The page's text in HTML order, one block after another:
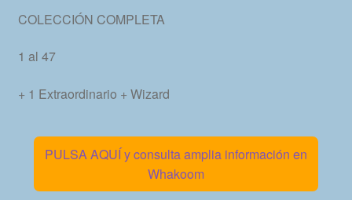
COLECCIÓN COMPLETA
1 al 47
+ 1 Extraordinario + Wizard
PULSA AQUÍ y consulta amplia información en
Whakoom